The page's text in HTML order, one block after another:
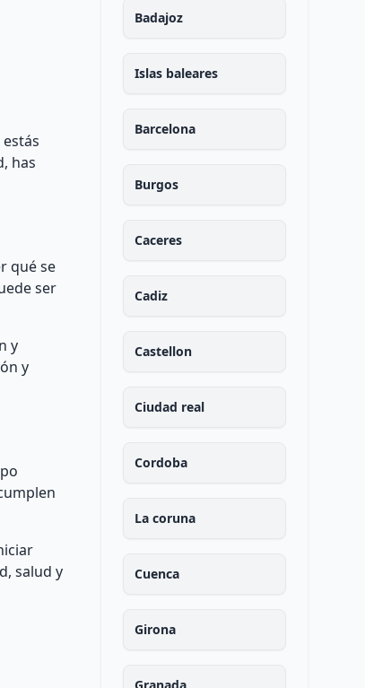
has
qué se
ser
y
y
salud y
Badajoz
Islas baleares
Barcelona
Burgos
Caceres
Cadiz
Castellon
Ciudad real
Cordoba
La coruna
Cuenca
Girona